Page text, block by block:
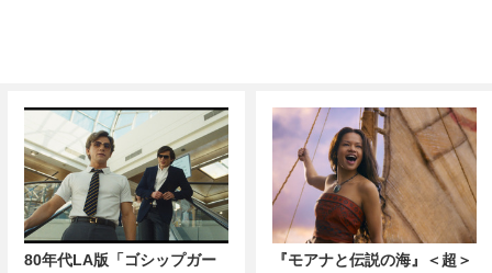
80年代LA版「ゴシップガー
『モアナと伝説の海』＜超＞